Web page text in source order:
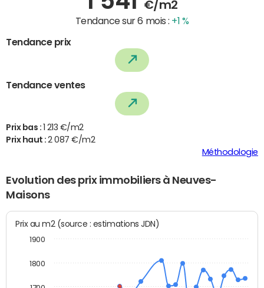
€/m2
Tendance sur 6 mois : +1 %
Tendance prix
Tendance ventes
Prix bas :
1 213 €/m2
Prix haut :2 087 €/m2
Méthodologie
Evolution des prix immobiliers à Neuves-
Maisons
Prix au m2 (source : estimations JDN)
1800
1900